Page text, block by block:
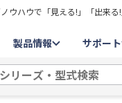
ハウで「見える!」「出来る!
製品情報 サポート